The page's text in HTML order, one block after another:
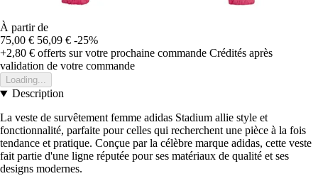
À partir de
75,00 € 56,09 € -25%
+2,80 € offerts sur votre prochaine commande Crédités après
validation de votre commande
Loading...
Description
La veste de survêtement femme adidas Stadium allie style et
fonctionnalité, parfaite pour celles qui recherchent une pièce à la fois
tendance et pratique. Conçue par la célèbre marque adidas, cette veste
fait partie d'une ligne réputée pour ses matériaux de qualité et ses
designs modernes.